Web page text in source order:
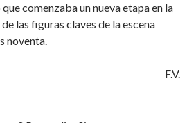
comenzaba un nueva etapa en la
las figuras claves de la escena
noventa.
F.V.